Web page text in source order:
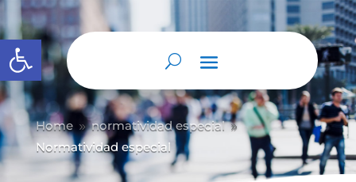
Abrir barra de herramientas
Home 9 normatividad especial 9
Normatividad especial